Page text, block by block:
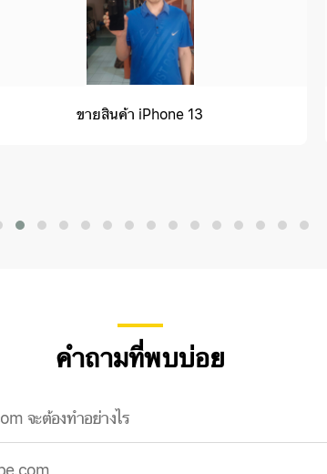
ขายสินค้า iPhone 13
คำถามที่พบบ่อย
จะต้องทำอย่างไร